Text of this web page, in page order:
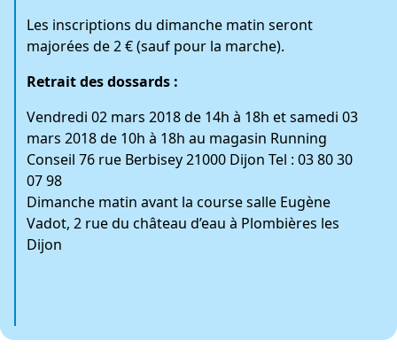
Les inscriptions du dimanche matin seront
majorées de 2 € (sauf pour la marche).
Retrait des dossards :
Vendredi 02 mars 2018 de 14h à 18h et samedi 03
mars 2018 de 10h à 18h au magasin Running
Conseil 76 rue Berbisey 21000 Dijon Tel : 03 80 30
07 98
Dimanche matin avant la course salle Eugène
Vadot, 2 rue du château d’eau à Plombières les
Dijon